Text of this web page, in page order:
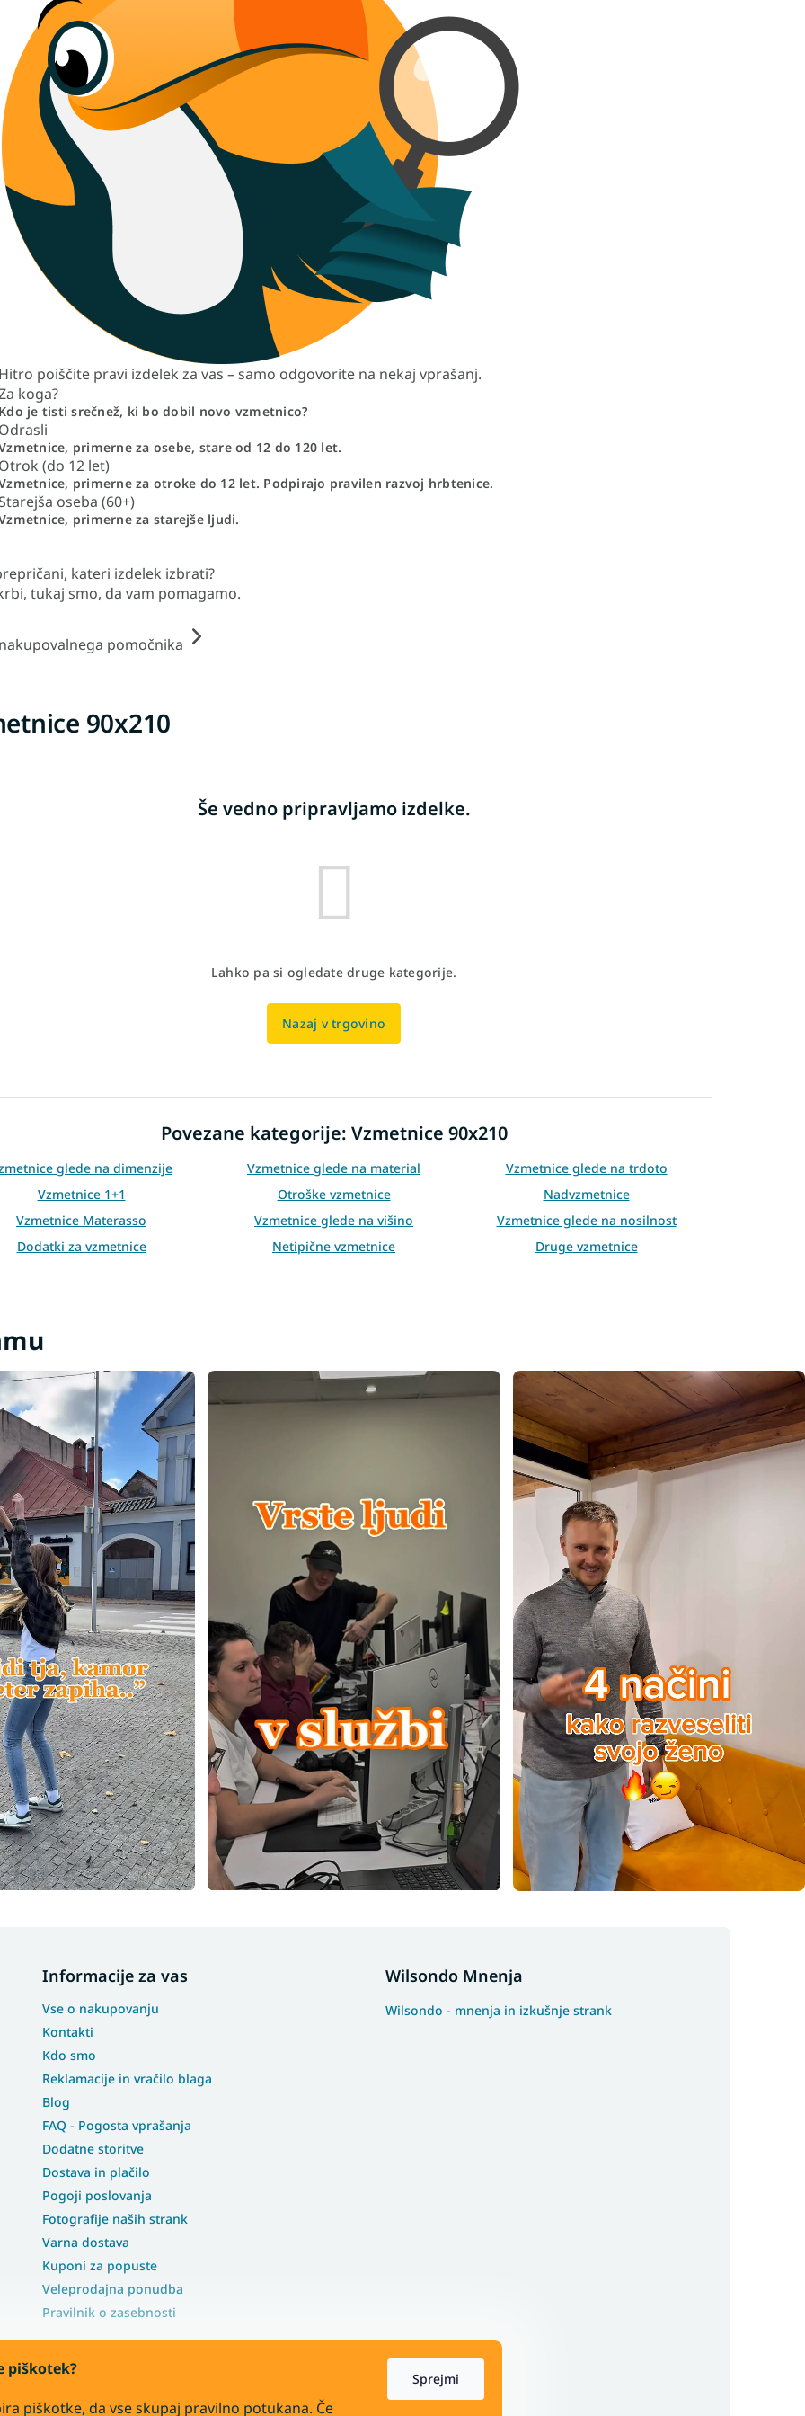
piškotek?
piškotke, da vse skupaj pravilno potukana. Če
Sprejmi
90x210
poiščite pravi izdelek za vas – samo odgovorite na nekaj vprašanj.
koga?
je tisti srečnež, ki bo dobil novo vzmetnico?
primerne za osebe, stare od 12 do 120 let.
(do 12 let)
primerne za otroke do 12 let. Podpirajo pravilen razvoj hrbtenice.
oseba (60+)
primerne za starejše ljudi.
kateri izdelek izbrati?
tukaj smo, da vam pomagamo.
pomočnika
Še vedno pripravljamo izdelke.
Lahko pa si ogledate druge kategorije.
Nazaj v trgovino
Povezane kategorije: Vzmetnice 90x210
glede na dimenzije Vzmetnice glede na material
Vzmetnice glede na trdoto
Vzmetnice 1+1
Otroške vzmetnice
Nadvzmetnice
Vzmetnice Materasso
Vzmetnice glede na višino
Vzmetnice glede na nosilnost
Dodatki za vzmetnice
Netipične vzmetnice Druge vzmetnice
Informacije za vas
Vse o nakupovanju
Kontakti
Kdo smo
Reklamacije in vračilo blaga
Blog
FAQ - Pogosta vprašanja
Dodatne storitve
Dostava in plačilo
Pogoji poslovanja
Fotografije naših strank
Varna dostava
Kuponi za popuste
Veleprodajna ponudba
Pravilnik o zasebnosti
Wilsondo Mnenja
Wilsondo - mnenja in izkušnje strank